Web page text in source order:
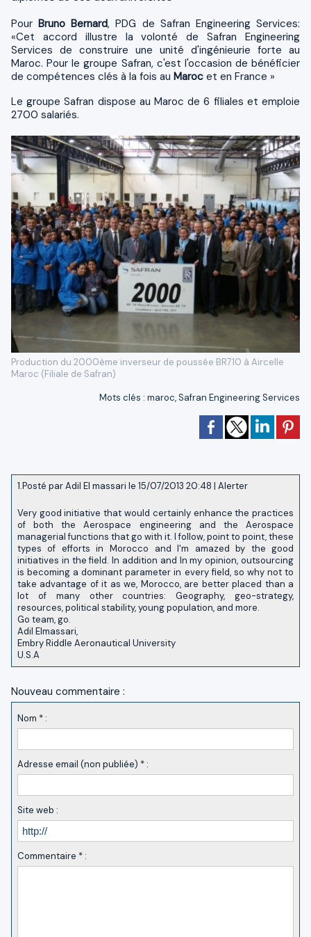
PourBruno Bernard, PDG de Safran Engineering Services:
«Cet accord illustre la volonté de Safran Engineering
Services de construire une unité d'ingénieurie forte au
Maroc. Pour le groupe Safran, c'est l'occasion de bénéficier
de compétences clés à la fois au Maroc et en France »
Le groupe Safran dispose au Maroc de 6 filiales et emploie
2700 salariés.
Production du 2000ème inverseur de poussée BR710 à Aircelle
Maroc (Filiale de Safran)
Mots clés : maroc,Safran Engineering Services
1.Posté parAdil El massari le 15/07/2013 20:48 | Alerter
Very good initiative that would certainly enhance the practices
of both the Aerospace engineering and the Aerospace
managerial functions that go with it. I follow, point to point, these
types of efforts in Morocco and I'm amazed by the good
initiatives in the field. In addition and In my opinion, outsourcing
is becoming a dominant parameter in every field, so why not to
take advantage of it as we, Morocco, are better placed than a
lot of many other countries: Geography, geo-strategy,
resources, political stability, young population, and more.
Go team, go.
Adil Elmassari,
Embry Riddle Aeronautical University
U.S.A
Nouveau commentaire :
Nom * :
Adresse email (non publiée) * :
Site web :
Commentaire * :